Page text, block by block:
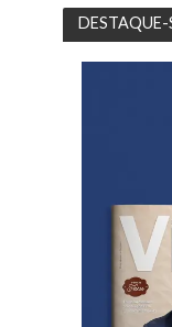
DESTAQUE-